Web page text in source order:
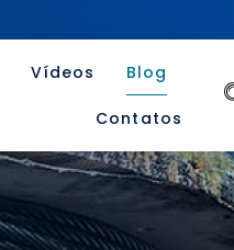
Vídeos Blog
Contatos